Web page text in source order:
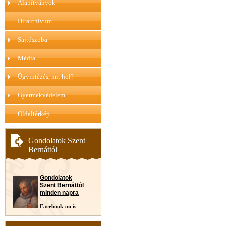
Alapítványok
Hírarchívum
Sajtószoba
Média
Ügyintézés, mit hol?
Gyermekvédelem
Oldaltérkép
Gondolatok Szent
Bernáttól
Gondolatok
Szent Bernáttól
minden napra
Facebook-on is